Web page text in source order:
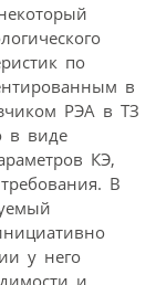
по
в
РЭА в ТЗ
в виде
КЭ,
В
у него
и